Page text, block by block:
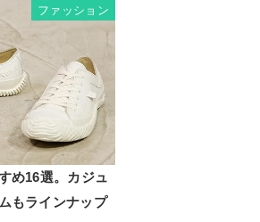
ファッション
め16選。カジュ
もラインナップ